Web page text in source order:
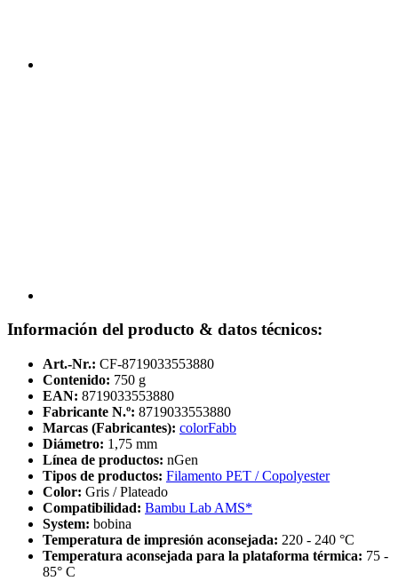
Información del producto & datos técnicos:
Art.-Nr.: CF-8719033553880
Contenido: 750 g
EAN: 8719033553880
Fabricante N.º: 8719033553880
Marcas (Fabricantes): colorFabb
Diámetro: 1,75 mm
Línea de productos: nGen
Tipos de productos: Filamento PET / Copolyester
Color: Gris / Plateado
Compatibilidad: Bambu Lab AMS*
System: bobina
Temperatura de impresión aconsejada: 220 - 240 °C
Temperatura aconsejada para la plataforma térmica: 75 -
85° C